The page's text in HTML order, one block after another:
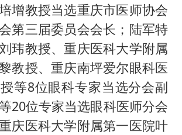
女儿为争财产堵门阻挠父亲出殡
男孩参加珠心算比赛气定神闲
上海轮渡全线停航
制冰厂工人旺季能月入一万三
人民的健康、体质、幸福一脉相承
增教授当选重庆市医师协会
第三届委员会会长；陆军特
玮教授、重庆医科大学附属
教授、重庆南坪爱尔眼科医
等8位眼科专家当选分会副
20位专家当选眼科医师分会
庆医科大学附属第一医院叶